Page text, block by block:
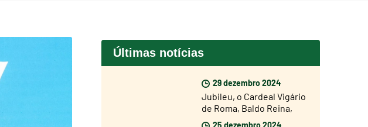
Últimas notícias
29 dezembro 2024
Jubileu, o Cardeal Vigário
de Roma, Baldo Reina,
abriu hoje a Porta Santa
25 dezembro 2024